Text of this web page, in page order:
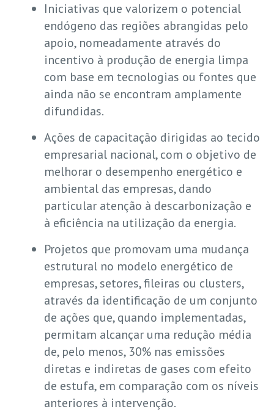
Iniciativas que valorizem o potencial
endógeno das regiões abrangidas pelo
apoio, nomeadamente através do
incentivo à produção de energia limpa
com base em tecnologias ou fontes que
ainda não se encontram amplamente
difundidas.
Ações de capacitação dirigidas ao tecido
empresarial nacional, com o objetivo de
melhorar o desempenho energético e
ambiental das empresas, dando
particular atenção à descarbonização e
à eficiência na utilização da energia.
Projetos que promovam uma mudança
estrutural no modelo energético de
empresas, setores, fileiras ou clusters,
através da identificação de um conjunto
de ações que, quando implementadas,
permitam alcançar uma redução média
de, pelo menos, 30% nas emissões
diretas e indiretas de gases com efeito
de estufa, em comparação com os níveis
anteriores à intervenção.